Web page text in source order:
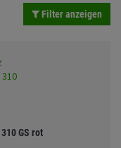
Filter anzeigen
GS rot